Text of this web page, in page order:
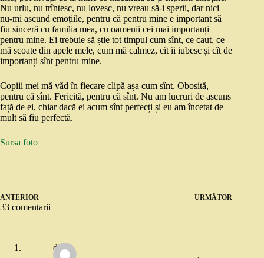
Nu urlu, nu trîntesc, nu lovesc, nu vreau să-i sperii, dar nici
nu-mi ascund emoțiile, pentru că pentru mine e important să
fiu sinceră cu familia mea, cu oamenii cei mai importanți
pentru mine. Ei trebuie să știe tot timpul cum sînt, ce caut, ce
mă scoate din apele mele, cum mă calmez, cît îi iubesc și cît de
importanți sînt pentru mine.
Copiii mei mă văd în fiecare clipă așa cum sînt. Obosită,
pentru că sînt. Fericită, pentru că sînt. Nu am lucruri de ascuns
față de ei, chiar dacă ei acum sînt perfecți și eu am încetat de
mult să fiu perfectă.
Sursa foto
ANTERIOR URMĂTOR
33 comentarii
dojo